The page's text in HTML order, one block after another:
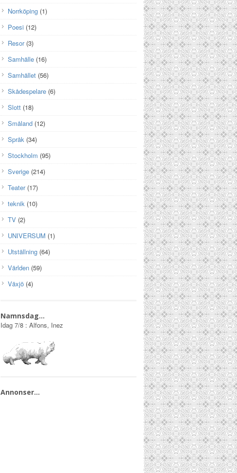
Norrköping (1)
Poesi (12)
Resor(3)
Samhälle (16)
Samhället (56)
Skådespelare (6)
Slott (18)
Småland (12)
Språk (34)
Stockholm (95)
Sverige (214)
Teater(17)
teknik (10)
TV (2)
UNIVERSUM (1)
Utställning (64)
Världen (59)
Växjö (4)
Namnsdag…
Idag 7/8 : Alfons, Inez
Annonser…